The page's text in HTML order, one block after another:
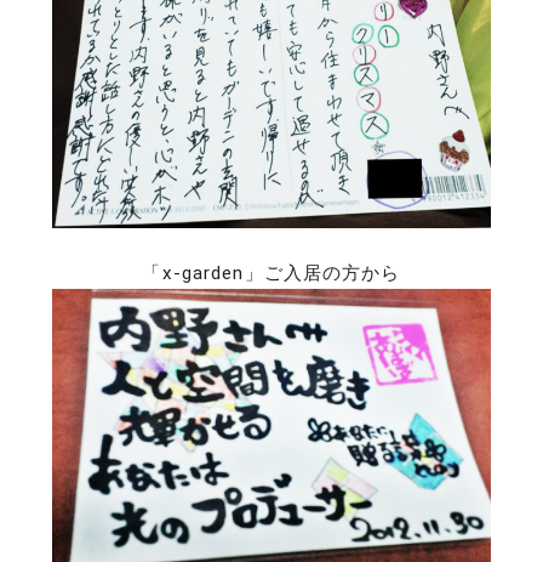
「x-garden」ご入居の方から